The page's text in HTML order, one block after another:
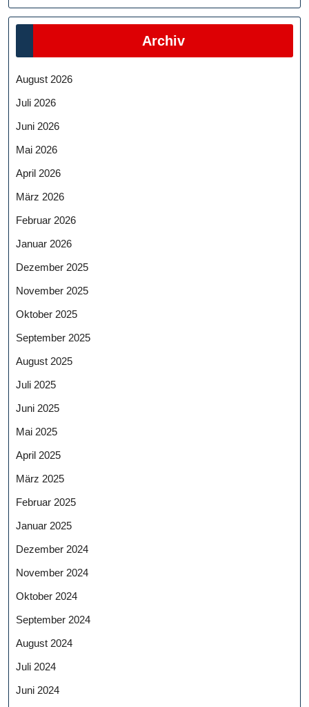
Archiv
August 2026
Juli 2026
Juni 2026
Mai 2026
April 2026
März 2026
Februar 2026
Januar 2026
Dezember 2025
November 2025
Oktober 2025
September 2025
August 2025
Juli 2025
Juni 2025
Mai 2025
April 2025
März 2025
Februar 2025
Januar 2025
Dezember 2024
November 2024
Oktober 2024
September 2024
August 2024
Juli 2024
Juni 2024